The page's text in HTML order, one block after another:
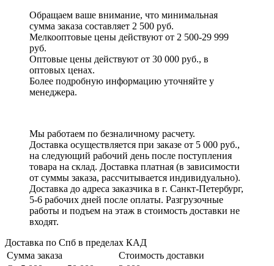
Обращаем ваше внимание, что минимальная
сумма заказа составляет 2 500 руб.
Мелкооптовые цены действуют от 2 500-29 999
руб.
Оптовые цены действуют от 30 000 руб., в
оптовых ценах.
Более подробную информацию уточняйте у
менеджера.
Мы работаем по безналичному расчету.
Доставка осуществляется при заказе от 5 000 руб.,
на следующий рабочий день после поступления
товара на склад. Доставка платная (в зависимости
от суммы заказа, рассчитывается индивидуально).
Доставка до адреса заказчика в г. Санкт-Петербург,
5-6 рабочих дней после оплаты. Разгрузочные
работы и подъем на этаж в стоимость доставки не
входят.
Доставка по Спб в пределах КАД
Сумма заказа
Стоимость доставки